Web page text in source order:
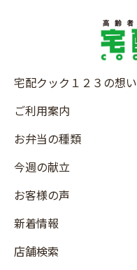
宅配クック１２３の想い
ご利用案内
お弁当の種類
今週の献立
お客様の声
新着情報
店舗検索